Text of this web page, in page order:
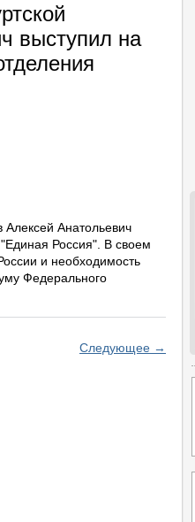
выступил на
Алексей Анатольевич
Россия". В своем
и необходимость
Федерального
Следующее →